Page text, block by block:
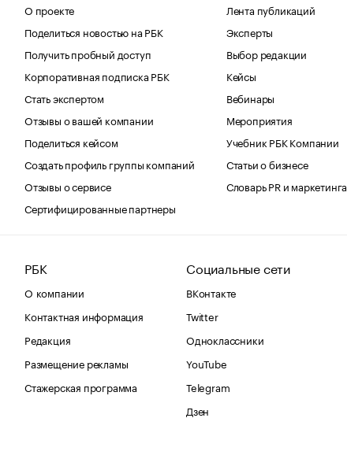
О проекте
Поделиться новостью на РБК
Получить пробный доступ
Корпоративная подписка РБК
Стать экспертом
Отзывы о вашей компании
Поделиться кейсом
Создать профиль группы компаний
Отзывы о сервисе
Сертифицированные партнеры
Лента публикаций
Эксперты
Выбор редакции
Кейсы
Вебинары
Мероприятия
Учебник РБК Компании
Статьи о бизнесе
Словарь PR и маркетинга
РБК
О компании
Контактная информация
Редакция
Размещение рекламы
Стажерская программа
Социальные сети
ВКонтакте
Twitter
Одноклассники
YouTube
Telegram
Дзен